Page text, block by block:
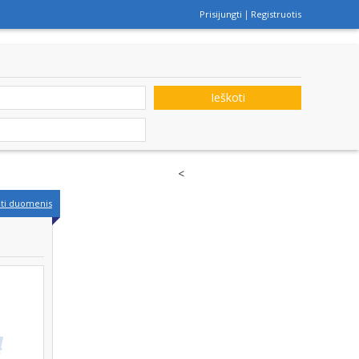
Prisijungti Registruotis
Ieškoti
duomenis
<